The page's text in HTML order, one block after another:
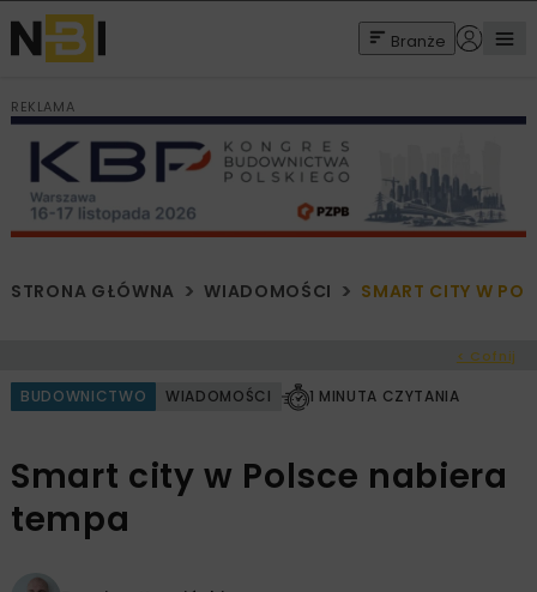
Branże
REKLAMA
STRONA GŁÓWNA WIADOMOŚCI SMART CITY W
< Cofnij
BUDOWNICTWO WIADOMOŚCI 1 MINUTA CZYTANIA
Smart city w Polsce nabiera
tempa